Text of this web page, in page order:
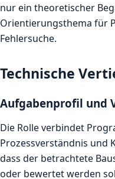
nur ein theoretischer
Orientierungsthema für
Fehlersuche.
Technische
Aufgabenprofil und
Die Rolle verbindet
Prozessverständnis und
dass der betrachtete
oder bewertet werden